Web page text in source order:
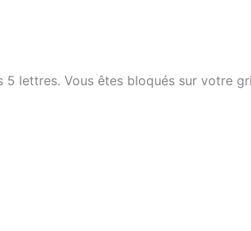
5 lettres. Vous êtes bloqués sur votre